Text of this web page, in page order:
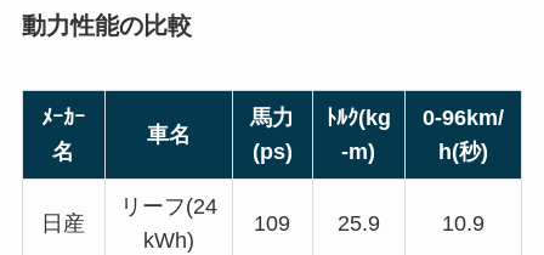
動力性能の比較
ﾒｰｶｰ
名
車名
馬力
(ps)
ﾄﾙｸ(kg
-m)
0-96km/
h(秒)
日産
リーフ(24
kWh)
109 25.9 10.9